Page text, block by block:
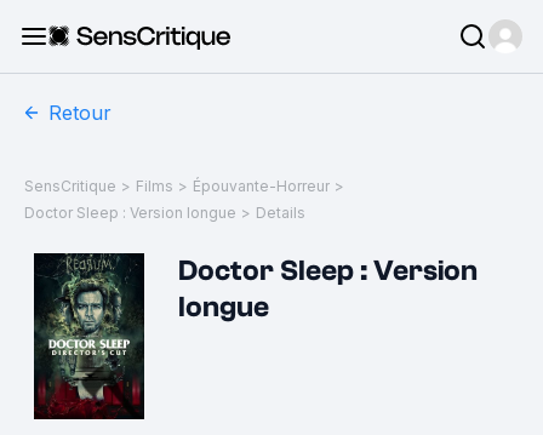
Retour
SensCritique > Films > Épouvante-Horreur >
Doctor Sleep : Version longue > Details
Doctor Sleep : Version
longue